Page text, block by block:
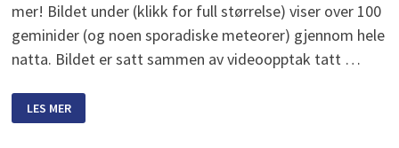
mer! Bildet under (klikk for full størrelse) viser over 100
geminider (og noen sporadiske meteorer) gjennom hele
natta. Bildet er satt sammen av videoopptak tatt …
GEMINIDER
LES MER